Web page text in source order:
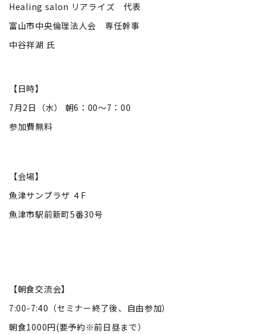
Healing salon リアライズ 代表
富山市中央倫理法人会 専任幹事
中谷祥湖 氏
【日時】
7月2日（水） 朝6：00～7：00
参加費無料
【会場】
魚津サンプラザ ４F
魚津市駅前新町5番30号
【朝食交流会】
7:00-7:40（セミナー終了後、自由参加）
朝食1000円(要予約※前日昼まで）